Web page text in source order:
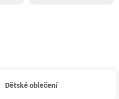
Dětské oblečení